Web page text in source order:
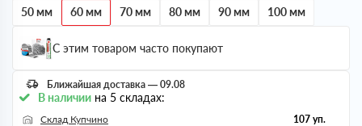
50 мм
60 мм 70 мм 80 мм 90 мм 100 мм
С этим товаром часто покупают
Ближайшая доставка — 09.08
В наличии на 5 складах:
Склад Купчино
107 уп.